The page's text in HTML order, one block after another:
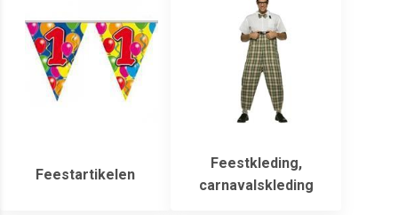
Feestartikelen
Feestkleding,
carnavalskleding